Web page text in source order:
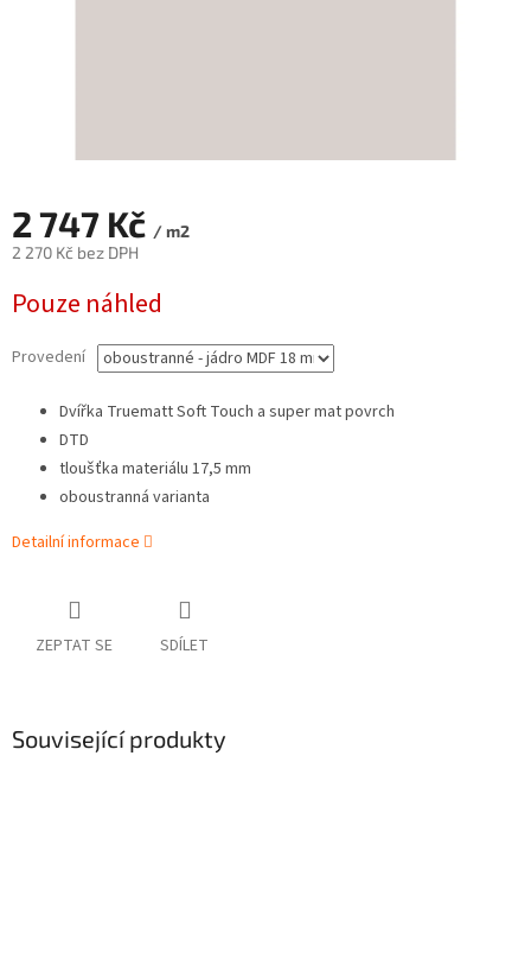
2 747 Kč / m2
2 270 Kč bez DPH
cena:
Pouze náhled
Provedení
Dvířka Truematt Soft Touch a super mat povrch
DTD
tloušťka materiálu 17,5 mm
oboustranná varianta
Detailní informace
ZEPTAT SE SDÍLET
Související produkty